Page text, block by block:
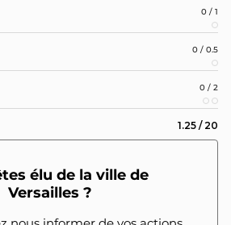
0 / 1
0 / 0.5
0 / 2
1.25 / 20
élu de la ville de
Versailles ?